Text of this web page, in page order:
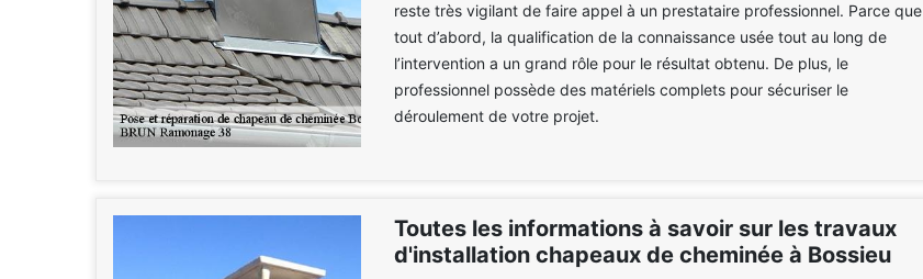
reste très vigilant de faire appel à un prestataire professionnel. Parce que
tout d’abord, la qualification de la connaissance usée tout au long de
l’intervention a un grand rôle pour le résultat obtenu. De plus, le
professionnel possède des matériels complets pour sécuriser le
déroulement de votre projet.
Toutes les informations à savoir sur les travaux
d'installation chapeaux de cheminée à Bossieu